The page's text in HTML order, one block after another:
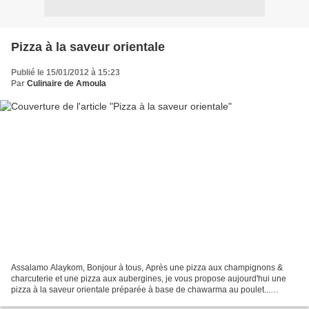
Pizza à la saveur orientale
Publié le 15/01/2012 à 15:23
Par Culinaire de Amoula
Assalamo Alaykom, Bonjour à tous, Après une pizza aux champignons &
charcuterie et une pizza aux aubergines, je vous propose aujourd'hui une
pizza à la saveur orientale préparée à base de chawarma au poulet...